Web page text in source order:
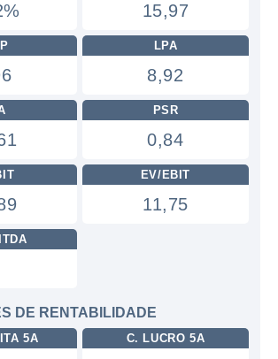
15,97
LPA
8,92
PSR
0,84
EV/EBIT
11,75
DE RENTABILIDADE
5A C. LUCRO 5A